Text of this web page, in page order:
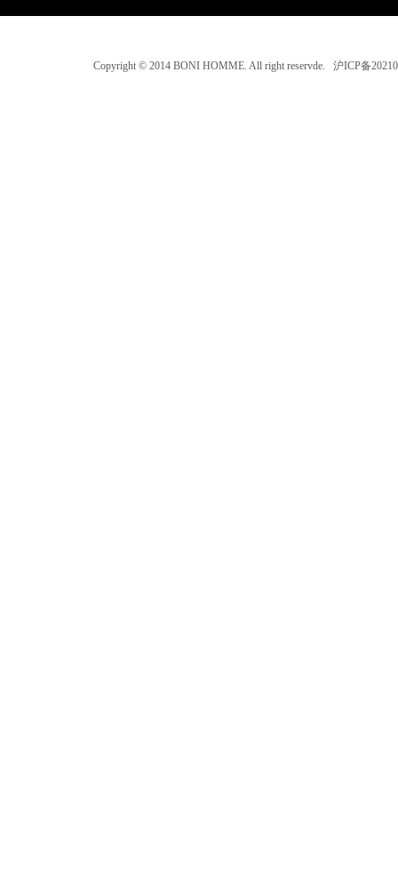
Copyright © 2014 BONI HOMME. All right reservde. 沪ICP备